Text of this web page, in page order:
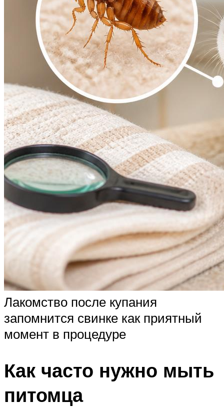
Лакомство после купания
запомнится свинке как приятный
момент в процедуре
Как часто нужно мыть
питомца